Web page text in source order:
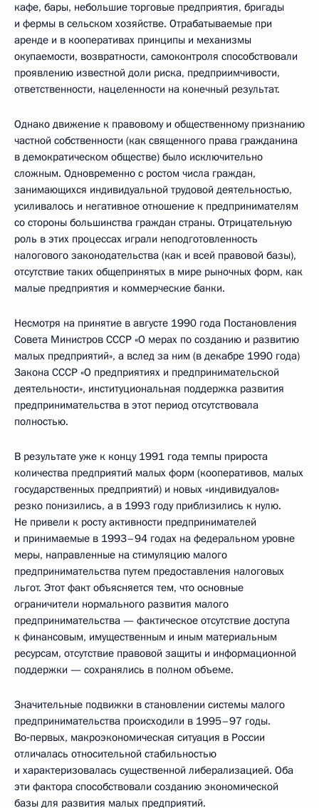
кафе, бары, небольшие торговые предприятия, бригады
и фермы в сельском хозяйстве. Отрабатываемые при
аренде и в кооперативах принципы и механизмы
окупаемости, возвратности, самоконтроля способствовали
проявлению известной доли риска, предприимчивости,
ответственности, нацеленности на конечный результат.
Однако движение к правовому и общественному признанию
частной собственности (как священного права гражданина
в демократическом обществе) было исключительно
сложным. Одновременно с ростом числа граждан,
занимающихся индивидуальной трудовой деятельностью,
усиливалось и негативное отношение к предпринимателям
со стороны большинства граждан страны. Отрицательную
роль в этих процессах играли неподготовленность
налогового законодательства (как и всей правовой базы),
отсутствие таких общепринятых в мире рыночных форм, как
малые предприятия и коммерческие банки.
Несмотря на принятие в августе 1990 года Постановления
Совета Министров СССР «О мерах по созданию и развитию
малых предприятий», а вслед за ним (в декабре 1990 года)
Закона СССР «О предприятиях и предпринимательской
деятельности», институциональная поддержка развития
предпринимательства в этот период отсутствовала
полностью.
В результате уже к концу 1991 года темпы прироста
количества предприятий малых форм (кооперативов, малых
государственных предприятий) и новых «индивидуалов»
резко понизились, а в 1993 году приблизились к нулю.
Не привели к росту активности предпринимателей
и принимаемые в 1993–94 годах на федеральном уровне
меры, направленные на стимуляцию малого
предпринимательства путем предоставления налоговых
льгот. Этот факт объясняется тем, что основные
ограничители нормального развития малого
предпринимательства — фактическое отсутствие доступа
к финансовым, имущественным и иным материальным
ресурсам, отсутствие правовой защиты и информационной
поддержки — сохранялись в полном объеме.
Значительные подвижки в становлении системы малого
предпринимательства происходили в 1995–97 годы.
Во‑первых, макроэкономическая ситуация в России
отличалась относительной стабильностью
и характеризовалась существенной либерализацией. Оба
эти фактора способствовали созданию экономической
базы для развития малых предприятий.